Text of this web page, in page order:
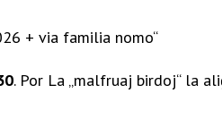
+ via familia nomo“
. Por La „malfruaj birdoj“ la